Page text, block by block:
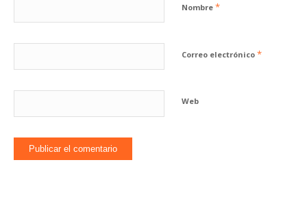
Nombre *
Correo electrónico *
Web